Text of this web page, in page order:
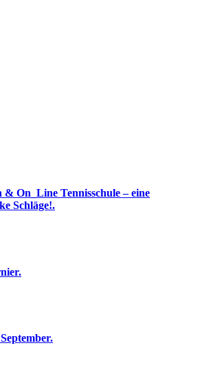
On_Line Tennisschule – eine
Schläge!.